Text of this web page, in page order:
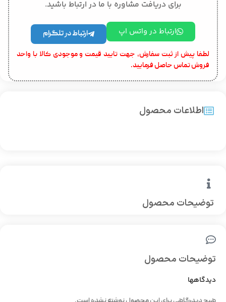
برای دریافت مشاوره با ما در ارتباط باشید.
ارتباط در واتس اپ ارتباط در تلگرام
لطفا پیش از ثبت سفارش، جهت تایید قیمت و موجودی کالا با واحد
فروش تماس حاصل فرمایید.
توضیحات محصول
اطلاعات محصول
توضیحات محصول
دیدگاهها